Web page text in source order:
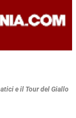
e il Tour del Giallo